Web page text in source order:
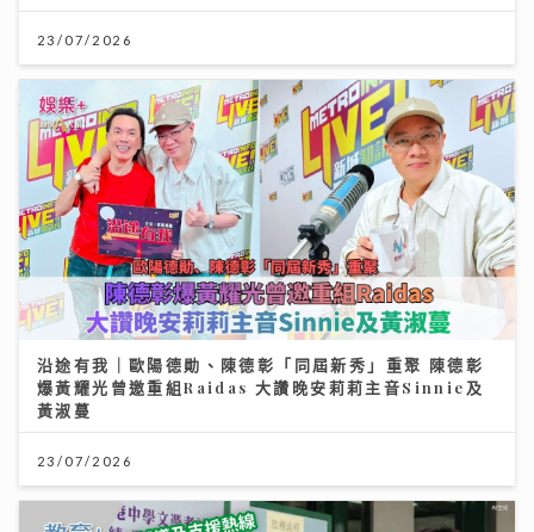
23/07/2026
沿途有我｜歐陽德勛、陳德彰「同屆新秀」重聚 陳德彰
爆黃耀光曾邀重組Raidas 大讚晚安莉莉主音Sinnie及
黃淑蔓
23/07/2026